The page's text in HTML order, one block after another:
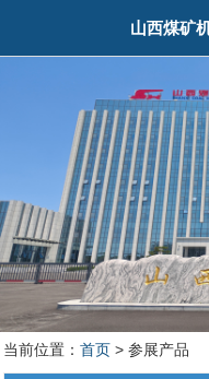
山西煤矿
当前位置： 首页> 参展产品